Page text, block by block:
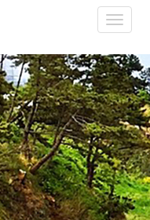
Toggle